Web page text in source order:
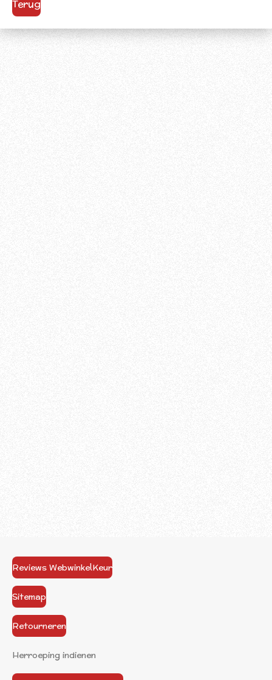
Terug
Reviews WebwinkelKeur
Sitemap
Retourneren
Herroeping indienen